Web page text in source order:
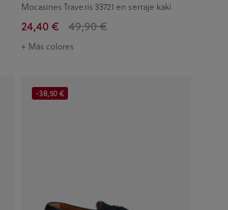
Mocasines Traveris 33721 en serraje kaki
24,40 € 49,90 €
+ Más colores
-38,50 €